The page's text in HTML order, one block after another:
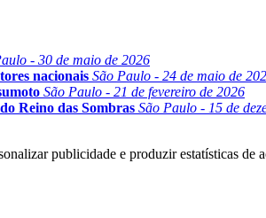
- 30 de maio de 2026
nacionais São Paulo - 24 de maio de
São Paulo - 21 de fevereiro de 2026
Reino das Sombras São Paulo - 15 de
publicidade e produzir estatísticas de